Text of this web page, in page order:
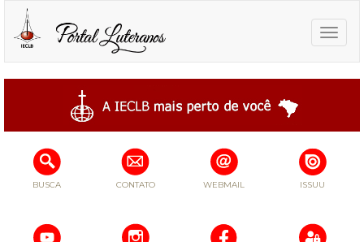
Toggle
BUSCA CONTATO WEBMAIL ISSUU